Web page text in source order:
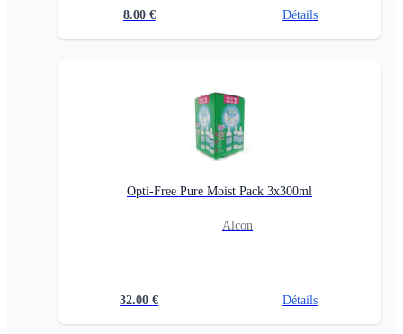
8.00 € Détails
Opti-Free Pure Moist Pack 3x300ml
Alcon
32.00 € Détails